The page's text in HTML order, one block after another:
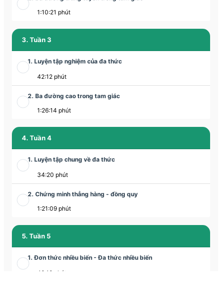
1:10:21 phút
3. Tuần 3
1. Luyện tập nghiệm của đa thức
42:12 phút
2. Ba đường cao trong tam giác
1:26:14 phút
4. Tuần 4
1. Luyện tập chung về đa thức
34:20 phút
2. Chứng minh thẳng hàng - đồng quy
1:21:09 phút
5. Tuần 5
1. Đơn thức nhiều biến - Đa thức nhiều biến
49:18 phút